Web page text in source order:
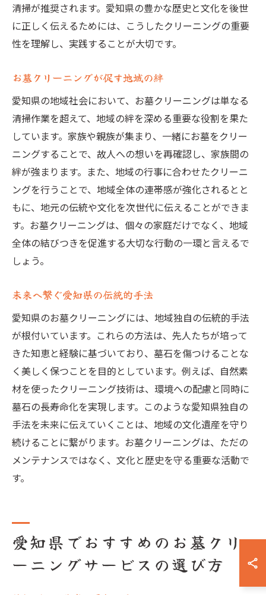
清掃が推奨されます。愛知県の豊かな歴史と文化を後世
に正しく伝えるためには、こうしたクリーニングの重要
性を理解し、実践することが大切です。
お墓クリーニングが促す地域の絆
愛知県の地域社会において、お墓クリーニングは単なる
清掃作業を超えて、地域の絆を深める重要な役割を果た
しています。家族や親族が集まり、一緒にお墓をクリー
ニングすることで、故人への想いを再確認し、家族間の
絆が強まります。また、地域の行事に合わせたクリーニ
ングを行うことで、地域全体の連帯感が強化されるとと
もに、地元の伝統や文化を次世代に伝えることができま
す。お墓クリーニングは、個々の家庭だけでなく、地域
全体の結びつきを促進する大切な行動の一環と言えるで
しょう。
未来へ繋ぐ愛知県の伝統的手法
愛知県のお墓クリーニングには、地域独自の伝統的手法
が根付いています。これらの方法は、先人たちが培って
きた知恵と経験に基づいており、墓石を傷つけることな
く美しく保つことを目的としています。例えば、自然素
材を使ったクリーニング技術は、環境への配慮と同時に
墓石の長寿命化を実現します。このような愛知県独自の
手法を未来に伝えていくことは、地域の文化遺産を守り
続けることに繋がります。お墓クリーニングは、ただの
メンテナンスではなく、文化と歴史を守る重要な活動で
す。
愛知県でおすすめのお墓クリ
ーニングサービスの選び方